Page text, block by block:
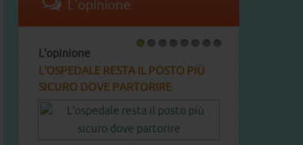
L'opinione
L'opinione
L'OSPEDALE RESTA IL POSTO PIÙ
SICURO DOVE PARTORIRE